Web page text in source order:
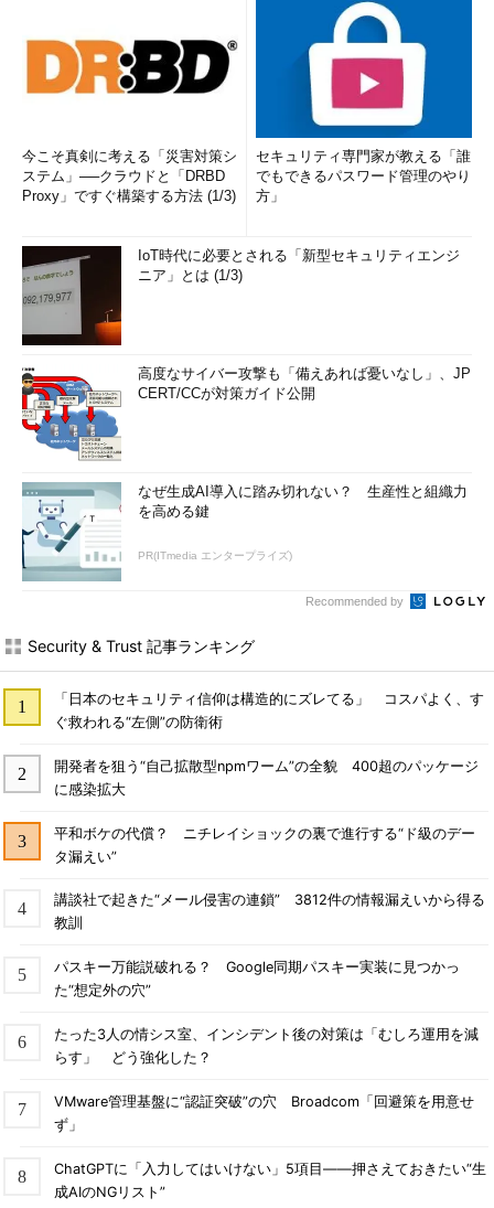
今こそ真剣に考える「災害対策シ
ステム」──クラウドと「DRBD
Proxy」ですぐ構築する方法 (1/3)
セキュリティ専門家が教える「誰
でもできるパスワード管理のやり
方」
IoT時代に必要とされる「新型セキュリティエンジ
ニア」とは (1/3)
高度なサイバー攻撃も「備えあれば憂いなし」、JP
CERT/CCが対策ガイド公開
なぜ生成AI導入に踏み切れない？ 生産性と組織力
を高める鍵
PR(ITmedia エンタープライズ)
Recommended by
Security & Trust 記事ランキング
「日本のセキュリティ信仰は構造的にズレてる」 コスパよく、す
ぐ救われる“左側”の防衛術
開発者を狙う“自己拡散型npmワーム”の全貌 400超のパッケージ
に感染拡大
平和ボケの代償？ ニチレイショックの裏で進行する“ド級のデー
タ漏えい”
講談社で起きた“メール侵害の連鎖” 3812件の情報漏えいから得る
教訓
パスキー万能説破れる？ Google同期パスキー実装に見つかっ
た“想定外の穴”
たった3人の情シス室、インシデント後の対策は「むしろ運用を減
らす」 どう強化した？
VMware管理基盤に“認証突破”の穴 Broadcom「回避策を用意せ
ず」
ChatGPTに「入力してはいけない」5項目――押さえておきたい“生
成AIのNGリスト”